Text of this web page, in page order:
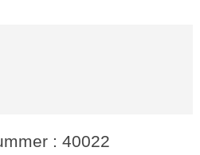
: 40022